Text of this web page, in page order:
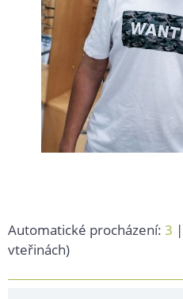
Automatické procházení: 3 |
vteřinách)